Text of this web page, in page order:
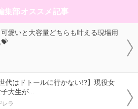
集部オススメ記事
可愛いと大容量どちらも叶える現場用
代はドトールに行かない!?】現役女
大生が...
レラ